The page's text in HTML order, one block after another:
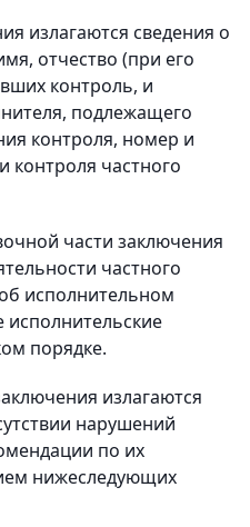
излагаются сведения о
отчество (при его
контроль, и
подлежащего
контроля, номер и
контроля частного
части заключения
частного
исполнительном
исполнительские
порядке.
излагаются
нарушений
по их
нижеследующих